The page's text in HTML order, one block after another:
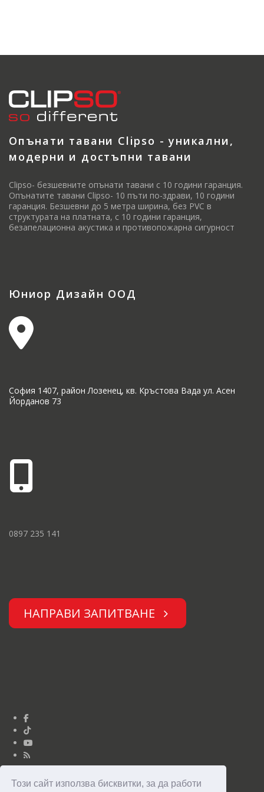
Този сайт използва бисквитки, за да работи
Опънати тавани Clipso - уникални,
модерни и достъпни тавани
Clipso- безшевните опънати тавани с 10 години гаранция.
Опънатите тавани Clipso- 10 пъти по-здрави, 10 години
гаранция. Безшевни до 5 метра ширина, без PVC в
структурата на платната, с 10 години гаранция,
безапелационна акустика и противопожарна сигурност
Юниор Дизайн ООД
София 1407, район Лозенец, кв. Кръстова Вада ул. Асен
Йорданов 73
0897 235 141
НАПРАВИ ЗАПИТВАНЕ